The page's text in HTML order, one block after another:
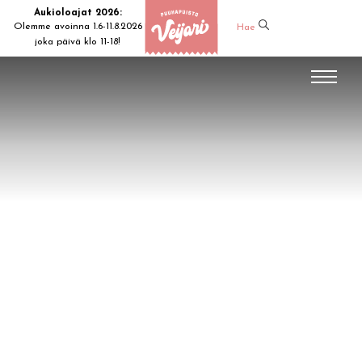
Aukioloajat 2026:
Olemme avoinna 1.6-11.8.2026
joka päivä klo 11-18!
Hae